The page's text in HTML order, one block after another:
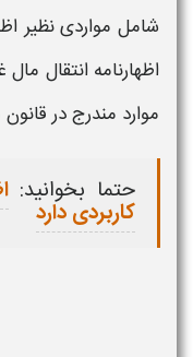
شامل مواردی نظیر
اظهارنامه انتقال مال
موارد مندرج در
حتما بخوانید:
کاربردی دارد